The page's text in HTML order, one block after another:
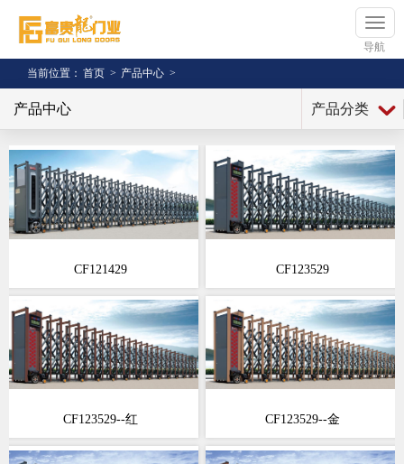
导航
当前位置： 首页 > 产品中心 >
产品中心 产品分类
CF121429 CF123529
CF123529--红 CF123529--金